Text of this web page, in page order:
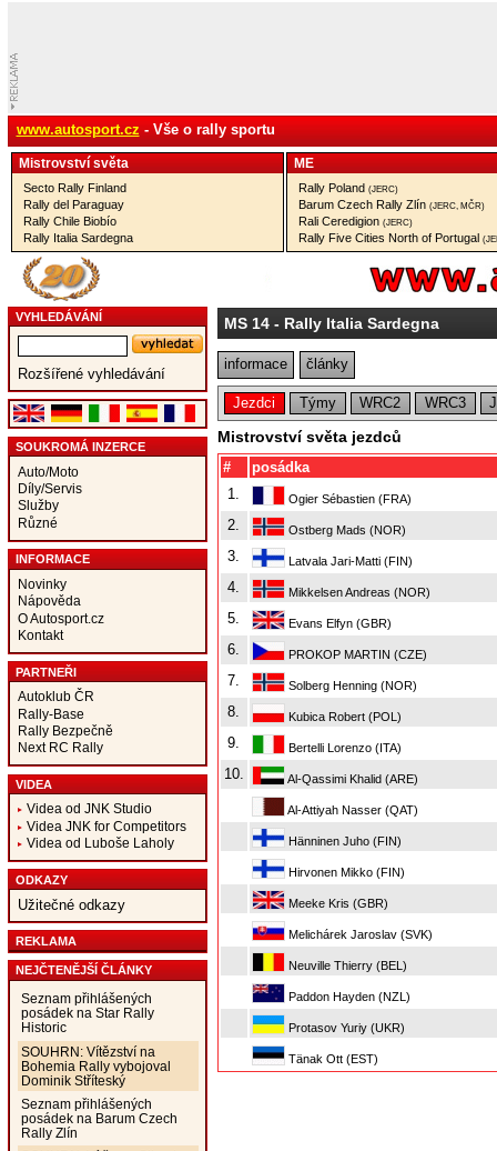
www.autosport.cz - Vše o rally sportu
Mistrovství­ světa
Secto Rally Finland
Rally del Paraguay
Rally Chile Biobío
Rally Italia Sardegna
ME
Rally Poland (JERC)
Barum Czech Rally Zlín (JERC, MČR)
Rali Ceredigion (JERC)
Rally Five Cities North of Portugal
VYHLEDÁVÁNÍ
Rozšířené vyhledávání
SOUKROMÁ INZERCE
Auto/Moto
Díly/Servis
Služby
Různé
INFORMACE
Novinky
Nápověda
O Autosport.cz
Kontakt
PARTNEŘI
Autoklub ČR
Rally-Base
Rally Bezpečně
Next RC Rally
VIDEA
Videa od JNK Studio
Videa JNK for Competitors
Videa od Luboše Laholy
ODKAZY
Užitečné odkazy
REKLAMA
NEJČTENĚJŠÍ ČLÁNKY
Seznam přihlášených
posádek na Star Rally
Historic
SOUHRN: Vítězství na
Bohemia Rally vybojoval
Dominik Stříteský
Seznam přihlášených
posádek na Barum Czech
Rally Zlín
MS 14- Rally Italia Sardegna
informace články
Jezdci Týmy WRC2 WRC3
Mistrovství světa jezdců
#
posádka
1.
Ogier Sébastien (FRA)
2. Ostberg Mads (NOR)
3. Latvala Jari-Matti (FIN)
4. Mikkelsen Andreas (NOR)
5. Evans Elfyn (GBR)
6. PROKOP MARTIN (CZE)
7. Solberg Henning (NOR)
8. Kubica Robert (POL)
9. Bertelli Lorenzo (ITA)
10. Al-Qassimi Khalid (ARE)
Al-Attiyah Nasser (QAT)
Hänninen Juho (FIN)
Hirvonen Mikko (FIN)
Meeke Kris (GBR)
Melichárek Jaroslav (SVK)
Neuville Thierry (BEL)
Paddon Hayden (NZL)
Protasov Yuriy (UKR)
Tänak Ott (EST)